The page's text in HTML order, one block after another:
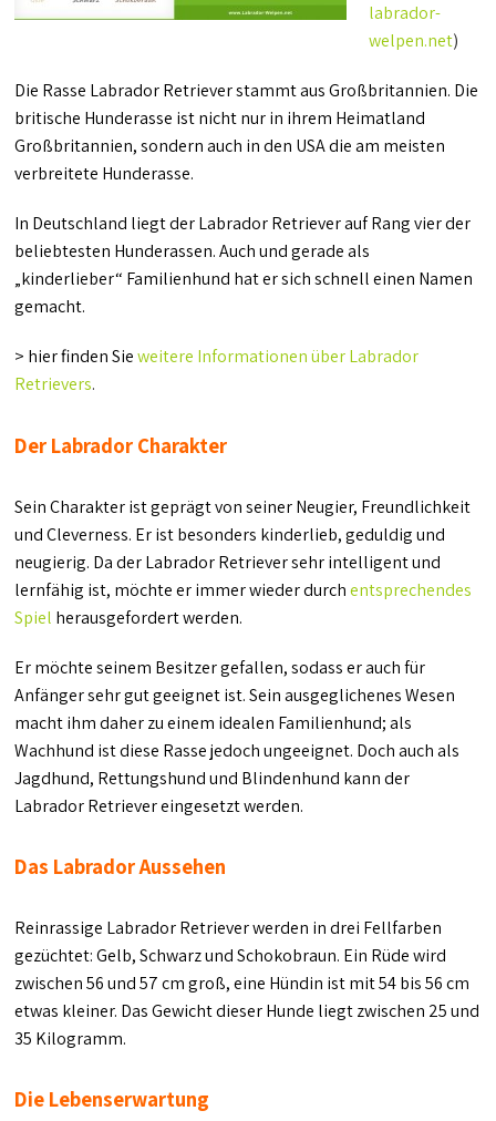
labrador-
welpen.net)
Die Rasse Labrador Retriever stammt aus Großbritannien. Die
britische Hunderasse ist nicht nur in ihrem Heimatland
Großbritannien, sondern auch in den USA die am meisten
verbreitete Hunderasse.
In Deutschland liegt der Labrador Retriever auf Rang vier der
beliebtesten Hunderassen. Auch und gerade als
„kinderlieber“ Familienhund hat er sich schnell einen Namen
gemacht.
> hier finden Sie weitere Informationen über Labrador
Retrievers.
Der Labrador Charakter
Sein Charakter ist geprägt von seiner Neugier, Freundlichkeit
und Cleverness. Er ist besonders kinderlieb, geduldig und
neugierig. Da der Labrador Retriever sehr intelligent und
lernfähig ist, möchte er immer wieder durchentsprechendes
Spiel herausgefordert werden.
Er möchte seinem Besitzer gefallen, sodass er auch für
Anfänger sehr gut geeignet ist. Sein ausgeglichenes Wesen
macht ihm daher zu einem idealen Familienhund; als
Wachhund ist diese Rasse jedoch ungeeignet. Doch auch als
Jagdhund, Rettungshund und Blindenhund kann der
Labrador Retriever eingesetzt werden.
Das Labrador Aussehen
Reinrassige Labrador Retriever werden in drei Fellfarben
gezüchtet: Gelb, Schwarz und Schokobraun. Ein Rüde wird
zwischen 56 und 57 cm groß, eine Hündin ist mit 54 bis 56 cm
etwas kleiner. Das Gewicht dieser Hunde liegt zwischen 25 und
35 Kilogramm.
Die Lebenserwartung